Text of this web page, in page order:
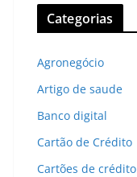
Categorias
Agronegócio
Artigo de saude
Banco digital
Cartão de Crédito
Cartões de crédito